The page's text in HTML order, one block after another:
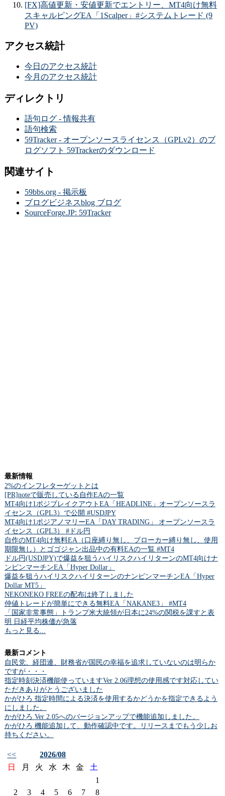
[FX]高値更新・安値更新でエントリー、MT4向け無料
スキャルピングEA「1Scalper」#システムトレード (9
PV)
アクセス統計
今日のアクセス統計
今月のアクセス統計
ディレクトリ
語句ログ - 情報共有
語句検索
59Tracker - オープンソースライセンス（GPLv2）のブ
ログソフト 59Trackerのダウンロード
関連サイト
59bbs.org - 掲示板
ブログビジネスblog ブログ
SourceForge.JP: 59Tracker
最新情報
2%のインフレターゲットとは
[PR]noteで販売している自作EAの一覧
MT4向け1ポジブレイクアウトEA「HEADLINE」オープンソースラ
イセンス（GPL3）で公開 #USDJPY
MT4向け1ポジアノマリーEA「DAY TRADING」 オープンソースラ
イセンス（GPL3） #ドル円
自作のMT4向け無料EA（口座縛り無し、ブローカー縛り無し、使用
期限無し）とゴゴジャン出品中の有料EAの一覧 #MT4
ドル円(USDJPY)で爆益を狙うハイリスクハイリターンのMT4向けナ
ンピンマーチンEA「Hyper Dollar」
爆益を狙うハイリスクハイリターンのナンピンマーチンEA「Hyper
Dollar MT5」
NEKONEKO FREEの配布は終了しました
仲値トレードが簡単にできる無料EA「NAKANE3」 #MT4
「国家非常事態」トランプ米大統領が日本に24%の関税を課すと表
明 日経平均株価が急落
もっと見る...
最新コメント
自民党、経団連、財務省が国民の幸福を追求していないのは明らか
ですが・・・
指定時刻決済機能使っていますVer 2.06理想の使用感です対応してい
ただきありがとうございました
かがひろ 指定時間による決済を使用するかどうかを指定できるよう
にしました。
かがひろ Ver 2.05へのバージョンアップで機能追加しました。
かがひろ 機能追加して、動作確認中です。リリースまでもう少しお
持ちください。
<<
2026/08
日
月 火 水 木 金
土
1
2
3 4 5 6 7 8